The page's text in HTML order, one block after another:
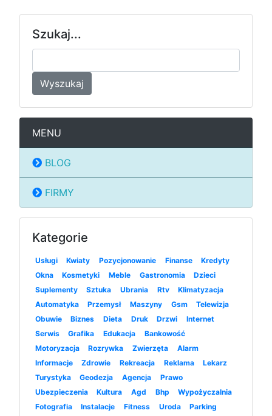
Szukaj...
Wyszukaj
MENU
BLOG
FIRMY
Kategorie
Usługi Kwiaty Pozycjonowanie Finanse
Kredyty
Okna
Kosmetyki Meble Gastronomia
Dzieci
Suplementy
Sztuka Ubrania Rtv
Klimatyzacja
Automatyka
Przemysł Maszyny Gsm
Telewizja
Obuwie
Biznes Dieta Druk Drzwi
Internet
Serwis
Grafika Edukacja
Bankowość
Motoryzacja
Rozrywka Zwierzęta
Alarm
Informacje
Zdrowie Rekreacja Reklama
Lekarz
Turystyka
Geodezja Agencja
Prawo
Ubezpieczenia
Kultura Agd Bhp
Wypożyczalnia
Fotografia
Instalacje Fitness Uroda
Parking